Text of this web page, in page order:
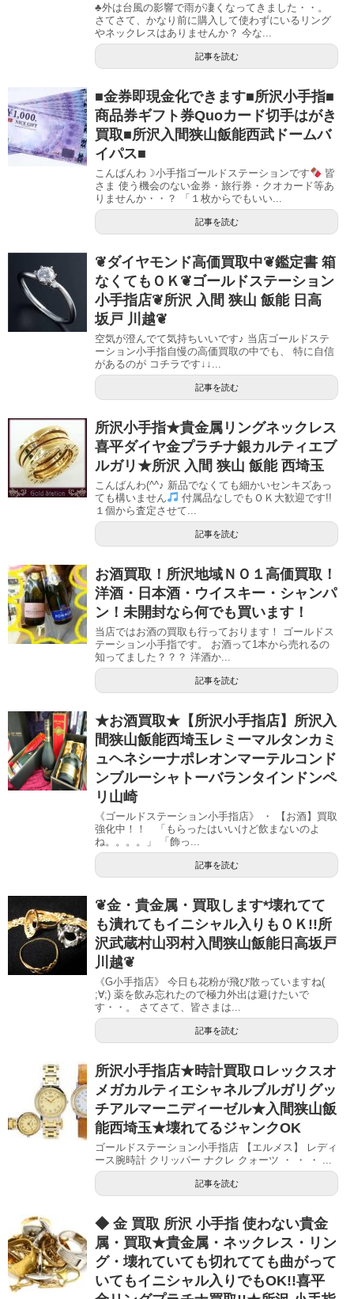
♣外は台風の影響で雨が凄くなってきました・・。
さてさて、かなり前に購入して使わずにいるリング
やネックレスはありませんか？ 今な...
記事を読む
■金券即現金化できます■所沢小手指■
商品券ギフト券Quoカード切手はがき
買取■所沢入間狭山飯能西武ドームバ
イパス■
こんばんわ☽小手指ゴールドステーションです
皆
さま 使う機会のない金券・旅行券・クオカード等あ
りませんか・・？ 「１枚からでもいい...
記事を読む
❦ダイヤモンド高価買取中❦鑑定書 箱
なくてもＯＫ❦ゴールドステーション
小手指店❦所沢 入間 狭山 飯能 日高
坂戸 川越❦
空気が澄んでて気持ちいいです♪ 当店ゴールドステ
ーション小手指自慢の高価買取の中でも、 特に自信
があるのが コチラです↓↓...
記事を読む
所沢小手指★貴金属リングネックレス
喜平ダイヤ金プラチナ銀カルティエブ
ルガリ★所沢 入間 狭山 飯能 西埼玉
こんばんわ(^^♪ 新品でなくても細かいセンキズあっ
ても構いません
付属品なしでもＯＫ大歓迎です!!
１個から査定させて...
記事を読む
お酒買取！所沢地域ＮＯ１高価買取！
洋酒・日本酒・ウイスキー・シャンパ
ン！未開封なら何でも買います！
当店ではお酒の買取も行っております！ ゴールドス
テーション小手指です。 お酒って1本から売れるの
知ってました？？？ 洋酒か...
記事を読む
★お酒買取★【所沢小手指店】所沢入
間狭山飯能西埼玉レミーマルタンカミ
ュヘネシーナポレオンマーテルコンド
ンブルーシャトーバランタインドンペ
リ山崎
《ゴールドステーション小手指店》 ・ 【お酒】買取
強化中！！ 「もらったはいいけど飲まないのよ
ね。。。。」 「飾っ...
記事を読む
❦金・貴金属・買取します*壊れてて
も潰れてもイニシャル入りもＯＫ!!所
沢武蔵村山羽村入間狭山飯能日高坂戸
川越❦
《G小手指店》 今日も花粉が飛び散っていますね(
;∀;) 薬を飲み忘れたので極力外出は避けたいで
す・・。 さてさて、皆さまは...
記事を読む
所沢小手指店★時計買取ロレックスオ
メガカルティエシャネルブルガリグッ
チアルマーニディーゼル★入間狭山飯
能西埼玉★壊れてるジャンクOK
ゴールドステーション小手指店 【エルメス】 レディ
ース腕時計 クリッパー ナクレ クォーツ ・ ・ ・ ...
記事を読む
◆ 金 買取 所沢 小手指 使わない貴金
属・買取★貴金属・ネックレス・リン
グ・壊れていても切れてても曲がって
いてもイニシャル入りでもOK!!喜平